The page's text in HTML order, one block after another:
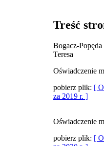
Treść
Bogacz-Popęda
Teresa
Oświadczenie
pobierz plik: [
za 2019 r. ]
Oświadczenie
pobierz plik: [